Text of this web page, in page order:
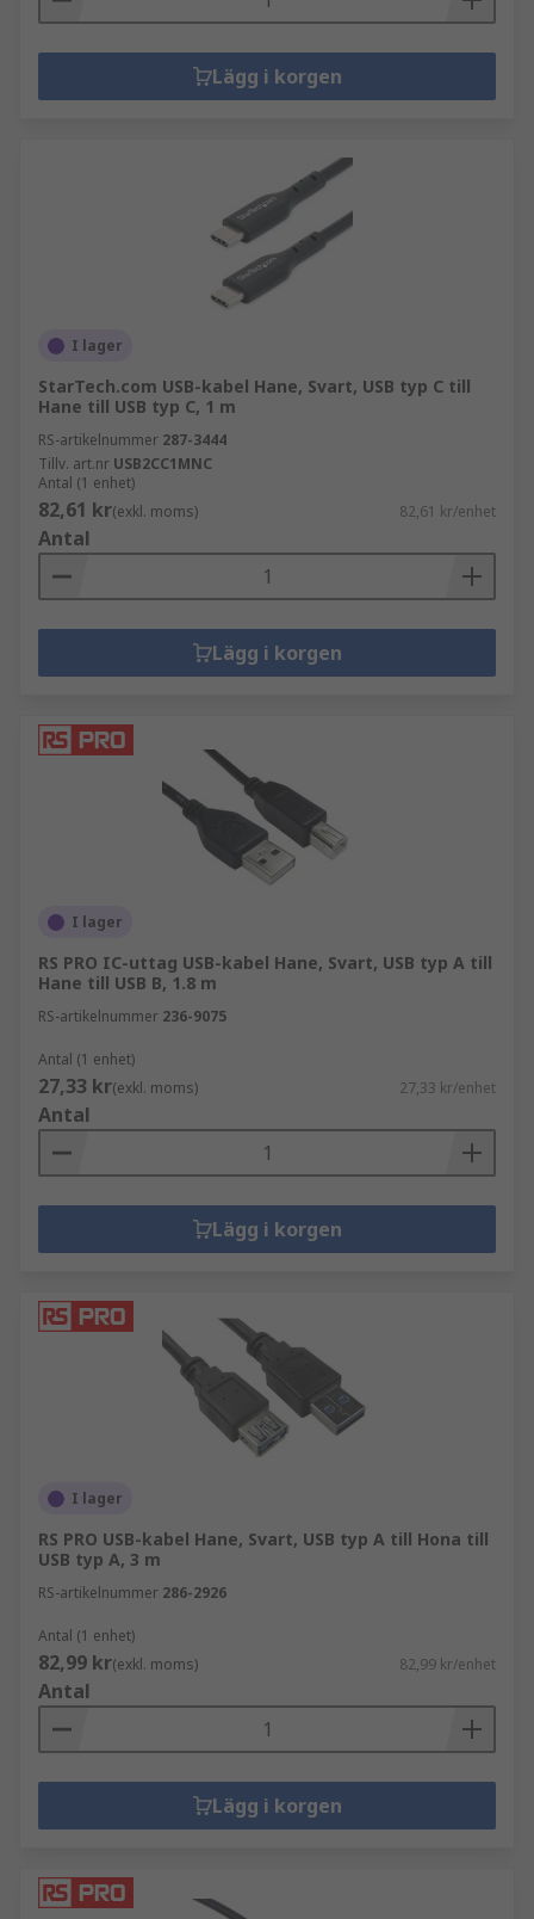
Lägg i korgen
I lager
StarTech.com USB-kabel Hane, Svart, USB typ C till
Hane till USB typ C, 1 m
RS-artikelnummer 287-3444
Tillv. art.nr USB2CC1MNC
Antal (1 enhet)
82,61 kr(exkl. moms) 82,61 kr/enhet
Antal
Lägg i korgen
I lager
RS PRO IC-uttag USB-kabel Hane, Svart, USB typ A till
Hane till USB B, 1.8 m
RS-artikelnummer 236-9075
Antal (1 enhet)
27,33 kr(exkl. moms) 27,33 kr/enhet
Antal
Lägg i korgen
I lager
RS PRO USB-kabel Hane, Svart, USB typ A till Hona till
USB typ A, 3 m
RS-artikelnummer 286-2926
Antal (1 enhet)
82,99 kr(exkl. moms) 82,99 kr/enhet
Antal
Lägg i korgen